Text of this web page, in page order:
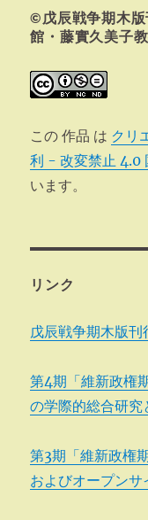
ン
©戊辰戦争期木
館・藤實久美子
この 作品 は クリ
利 - 改変禁止 4.0
います。
リンク
戊辰戦争期木版刊
第4期「維新政権
の学際的総合研究
第3期「維新政権
およびオープンサ